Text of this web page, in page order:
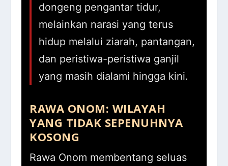
dongeng pengantar tidur,
melainkan narasi yang terus
hidup melalui ziarah, pantangan,
dan peristiwa-peristiwa ganjil
yang masih dialami hingga kini.
RAWA ONOM: WILAYAH
YANG TIDAK SEPENUHNYA
KOSONG
Rawa Onom membentang seluas